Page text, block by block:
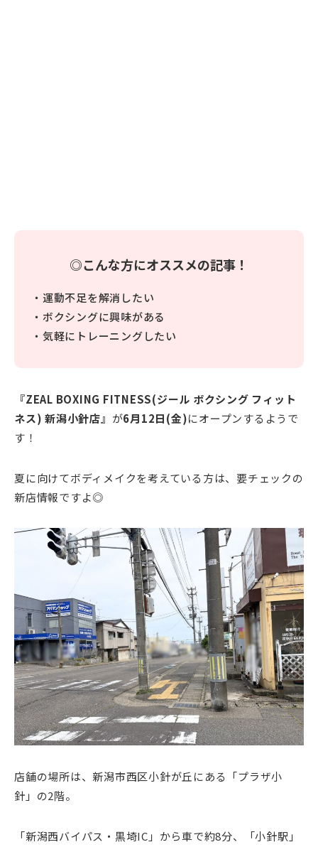
◎こんな方にオススメの記事！
・運動不足を解消したい
・ボクシングに興味がある
・気軽にトレーニングしたい
『ZEAL BOXING FITNESS(ジール ボクシング フィット
ネス) 新潟小針店』 が6月12日(金)にオープンするようで
す！
夏に向けてボディメイクを考えている方は、要チェックの
新店情報ですよ◎
店舗の場所は、新潟市西区小針が丘にある「プラザ小
針」の2階。
「新潟西バイパス・黒埼IC」から車で約8分、「小針駅」